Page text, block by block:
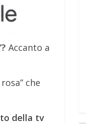
Accanto a
che
della tv